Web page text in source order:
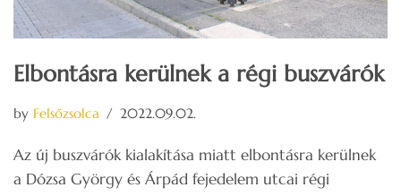
Elbontásra kerülnek a régi buszvárók
by Felsőzsolca 2022.09.02.
Az új buszvárók kialakítása miatt elbontásra kerülnek
a Dózsa György és Árpád fejedelem utcai régi